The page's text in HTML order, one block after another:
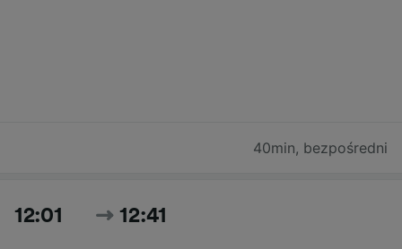
40min, bezpośredni
12:01 12:41